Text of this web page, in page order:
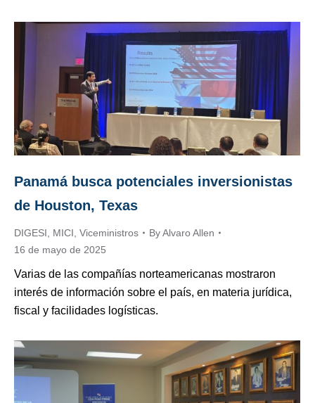
Panamá busca potenciales inversionistas
de Houston, Texas
DIGESI MICI Viceministros ByAlvaro Allen
16 de mayo de 2025
Varias de las compañías norteamericanas mostraron
interés de información sobre el país, en materia jurídica,
fiscal y facilidades logísticas.